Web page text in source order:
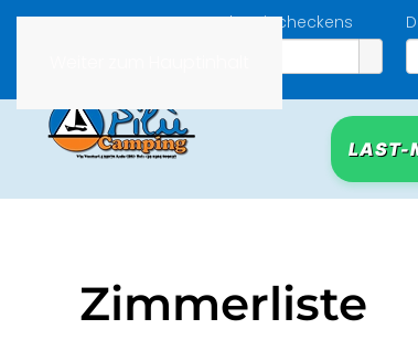
Datum des Eincheckens
LAST-
Zimmerliste